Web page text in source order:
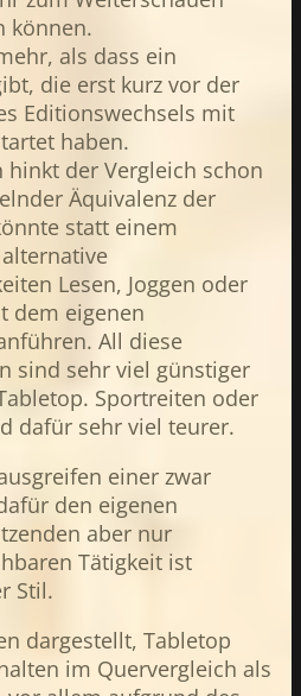
können.
als dass ein
die erst kurz vor der
Editionswechsels mit
haben.
hinkt der Vergleich schon
Äquivalenz der
statt einem
Lesen, Joggen oder
dem eigenen
All diese
sind sehr viel günstiger
Sportreiten oder
dafür sehr viel teurer.
einer zwar
den eigenen
aber nur
Tätigkeit ist
Stil.
dargestellt, Tabletop
im Quervergleich als